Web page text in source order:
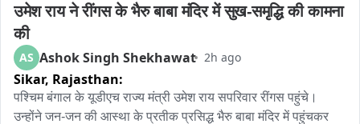
उमेश राय ने रींगस के भैरु बाबा मंदिर में सुख-समृद्धि की कामना
की
AS Ashok Singh Shekhawat 2h ago
Sikar, Rajasthan:
पश्चिम बंगाल के यूडीएच राज्य मंत्री उमेश राय सपरिवार रींगस पहुंचे।
उन्होंने जन-जन की आस्था के प्रतीक प्रसिद्ध भैरु बाबा मंदिर में पहुंचकर